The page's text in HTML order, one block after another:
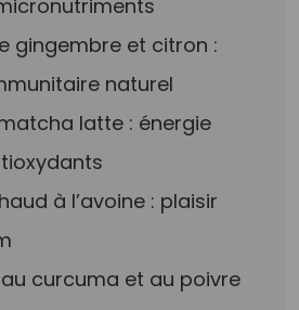
gingembre et citron :
naturel
latte : énergie
à l’avoine : plaisir
au curcuma et au poivre